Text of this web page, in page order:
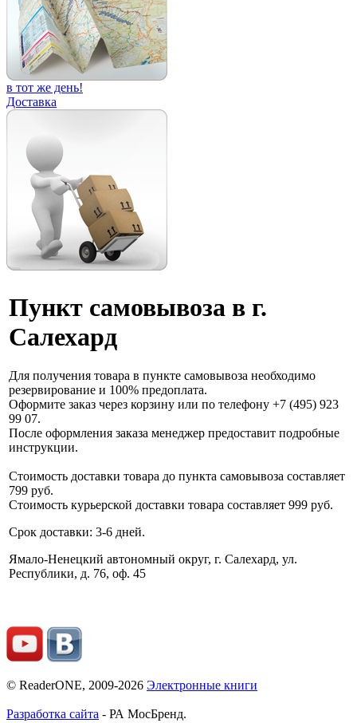
в тот же день!
Доставка
Пункт самовывоза в г.
Салехард
Для получения товара в пункте самовывоза необходимо
резервирование и 100% предоплата.
Оформите заказ через корзину или по телефону +7 (495) 923
99 07.
После оформления заказа менеджер предоставит подробные
инструкции.
Стоимость доставки товара до пункта самовывоза составляет
799 руб.
Стоимость курьерской доставки товара составляет 999 руб.
Срок доставки: 3-6 дней.
Ямало-Ненецкий автономный округ, г. Салехард, ул.
Республики, д. 76, оф. 45
© ReaderONE, 2009-2026 Электронные книги
Разработка сайта - РА МосБренд.